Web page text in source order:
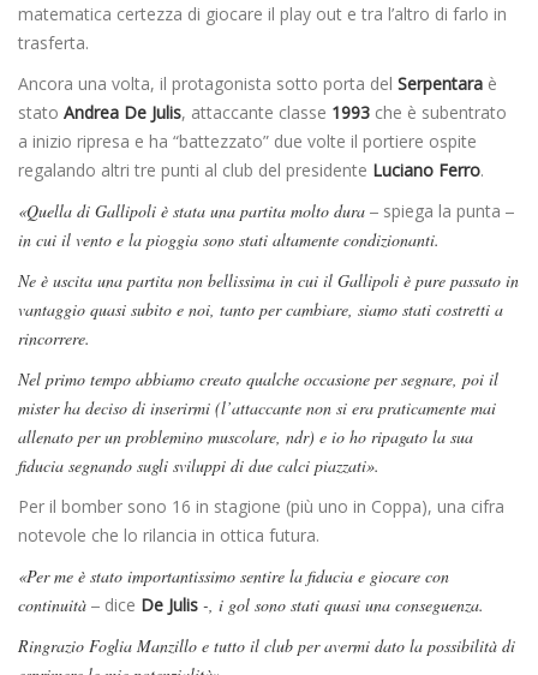
matematica certezza di giocare il play out e tra l’altro di farlo in
trasferta.
Ancora una volta, il protagonista sotto porta del Serpentara è
stato Andrea De Julis, attaccante classe 1993 che è subentrato
a inizio ripresa e ha “battezzato” due volte il portiere ospite
regalando altri tre punti al club del presidente Luciano Ferro.
«Quella di Gallipoli è stata una partita molto dura – spiega la punta –
in cui il vento e la pioggia sono stati altamente condizionanti.
Ne è uscita una partita non bellissima in cui il Gallipoli è pure passato in
vantaggio quasi subito e noi, tanto per cambiare, siamo stati costretti a
rincorrere.
Nel primo tempo abbiamo creato qualche occasione per segnare, poi il
mister ha deciso di inserirmi (l’attaccante non si era praticamente mai
allenato per un problemino muscolare, ndr) e io ho ripagato la sua
fiducia segnando sugli sviluppi di due calci piazzati».
Per il bomber sono 16 in stagione (più uno in Coppa), una cifra
notevole che lo rilancia in ottica futura.
«Per me è stato importantissimo sentire la fiducia e giocare con
continuità – dice De Julis -, i gol sono stati quasi una conseguenza.
Ringrazio Foglia Manzillo e tutto il club per avermi dato la possibilità di